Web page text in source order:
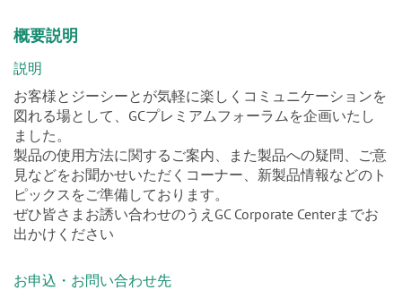
概要説明
説明
お客様とジーシーとが気軽に楽しくコミュニケーションを
図れる場として、GCプレミアムフォーラムを企画いたし
ました。
製品の使用方法に関するご案内、また製品への疑問、ご意
見などをお聞かせいただくコーナー、新製品情報などのト
ピックスをご準備しております。
ぜひ皆さまお誘い合わせのうえGC Corporate Centerまでお
出かけください
お申込・お問い合わせ先